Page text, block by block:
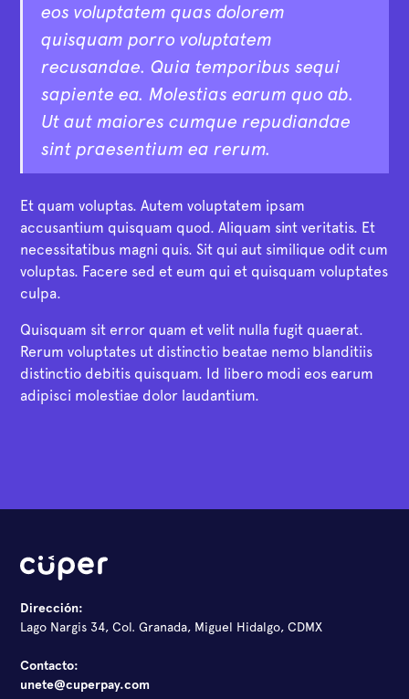
eos voluptatem quas dolorem
quisquam porro voluptatem
recusandae. Quia temporibus sequi
sapiente ea. Molestias earum quo ab.
Ut aut maiores cumque repudiandae
sint praesentium ea rerum.
Et quam voluptas. Autem voluptatem ipsam
accusantium quisquam quod. Aliquam sint veritatis. Et
necessitatibus magni quis. Sit qui aut similique odit cum
voluptas. Facere sed et eum qui et quisquam voluptates
culpa.
Quisquam sit error quam et velit nulla fugit quaerat.
Rerum voluptates ut distinctio beatae nemo blanditiis
distinctio debitis quisquam. Id libero modi eos earum
adipisci molestiae dolor laudantium.
Dirección:
Lago Nargis 34, Col. Granada, Miguel Hidalgo, CDMX
Contacto:
unete@cuperpay.com